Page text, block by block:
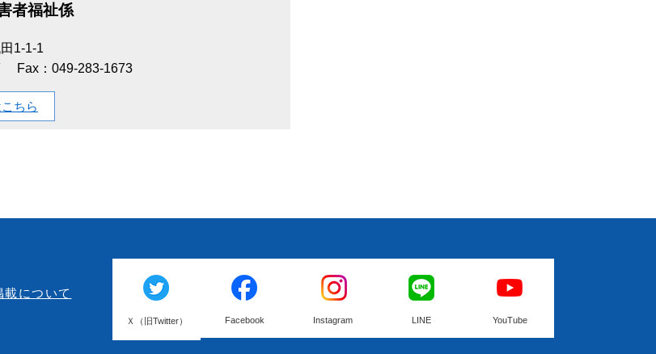
者福祉係
1-1-1
Fax：049-283-1673
ちら
載について
Ｘ（旧Twitter） Facebook Instagram LINE YouTube